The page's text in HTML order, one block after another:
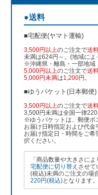
●送料
■宅配便(ヤマト運輸)
3,500円以上のご注文で送
未満は624円～。(地域によ
※沖縄県・離島・一部地域
5,000円以上のご注文で送
5,000円未満は1,200円 。
■ゆうパケット(日本郵便)
3,500円以上のご注文で送
3,500円未満は全国一律220
※ゆうパケットは、郵便ポ
お届け日時指定および代金
お届け指定日・時間をご
択ください。
「商品数量や大きさに
宅配便に切り替え させて
(税込)未満のご注文の場
220円(税込)となります。